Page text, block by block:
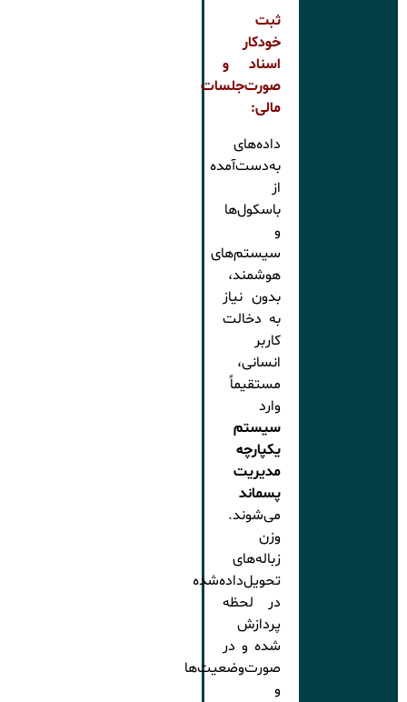
ثبت
خودکار
اسناد و
صورت‌جلسات
مالی:
داده‌های
به‌دست‌آمده
از
باسکول‌ها
و
سیستم‌های
هوشمند،
بدون نیاز
به دخالت
کاربر
انسانی،
مستقیماً
وارد
سیستم
یکپارچه
مدیریت
پسماند
می‌شوند.
وزن
زباله‌های
تحویل‌داده‌شده
در لحظه
پردازش
شده و در
صورت‌وضعیت‌ها
و